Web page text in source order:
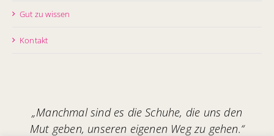
Gut zu wissen
Kontakt
„Manchmal sind es die Schuhe, die uns den
Mut geben, unseren eigenen Weg zu gehen.“